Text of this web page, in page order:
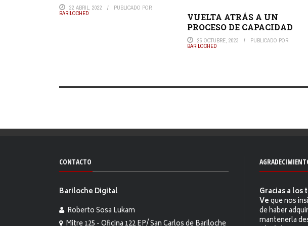
22 ABRIL, 2022 PUBLICADO POR
BARILOCHED
VUELTA ATRÁS A UN
PROCESO DE CAPACIDAD
25 OCTUBRE, 2023 PUBLICADO POR
BARILOCHED
CONTACTO
Bariloche Digital
Roberto Sosa Lukam
Gracias a
Veque nos
de haber
mantenerla